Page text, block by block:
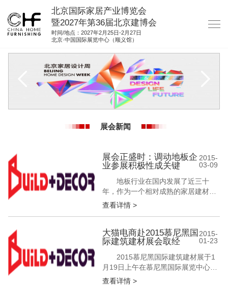
北京国际家居产业博览会
暨2027年第36届北京建博会
时间/地点：2027年2月25日-2月27日
北京·中国国际展览中心（顺义馆）
资料下载
集团展会
参展联络
展会新闻
展会正盛时：调动地板企
业参展积极性成关键
2015-
03-09
地板行业在国内发展了近三十
年，作为一个相对成熟的家居建材产
业，企业数量正逐年增多，行业内的
够通过展会了解其他企业的产品类
型，另一方面在招商工作上效果也更
为明显。但是，不得不说的是，展会
的作用到底几何，还需根据企业自身
实际情况而定。...
查看详情 >
大猫电商赴2015慕尼黑国
际建筑建材展会取经
2015-
01-23
2015慕尼黑国际建筑建材展于1
月19日上午在慕尼黑国际展览中心开
幕。 中国建筑金属结构协会组织
查看详情 >